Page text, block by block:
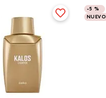
-5 %
NUEVO